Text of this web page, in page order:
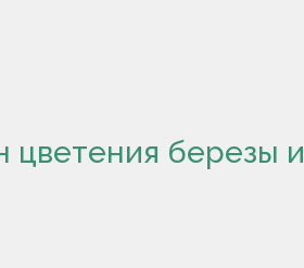
цветения березы и